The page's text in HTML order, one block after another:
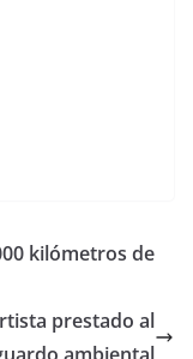
kilómetros de
prestado al